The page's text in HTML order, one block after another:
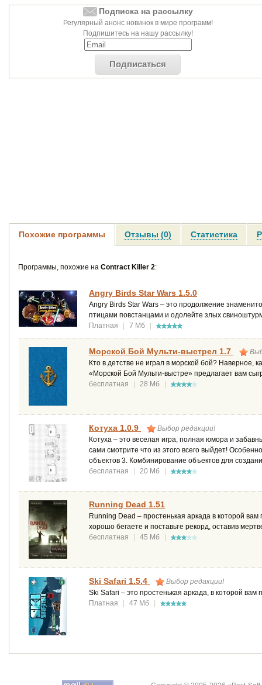
Подписка на рассылку
Регулярный анонс новинок в мире программ!
Подпишитесь на нашу рассылку!
Подписаться
Похожие программы Отзывы (0) Статистика
Программы, похожие на Contract Killer 2:
Angry Birds Star Wars 1.5.0
Angry Birds Star Wars – это продолжение
птицами повстанцами и одолейте злых
Платная
| 7 Мб |
Морской Бой Мульти-выстрел 1.7
Кто в детстве не играл в морской бой? Наверное,
«Морской Бой Мульти-выстре» предлагает вам
бесплатная
| 28 Мб |
Котуха 1.0.9
Выбор редакции!
Котуха – это веселая игра, полная юмора и
сами смотрите что из этого всего выйдет!
объектов 3. Комбинирование объектов для
бесплатная
| 20 Мб |
Running Dead 1.51
Running Dead – простенькая аркада в которой
хорошо бегаете и поставьте рекорд, оставив
бесплатная
| 45 Мб |
Ski Safari 1.5.4
Выбор редакции!
Ski Safari – это простенькая аркада, в которой
Платная
| 47 Мб |